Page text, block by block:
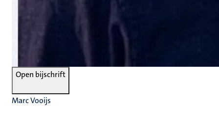
Open bijschrift
Marc Vooijs